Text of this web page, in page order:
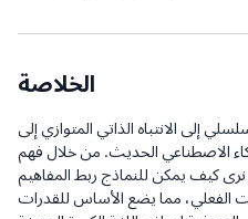
الخلاصة
إلى الانتباه الذاتي المتوازي إلى
الاصطناعي الحديث. من خلال فهم
نرى كيف يمكن للنماذج ربط المفاهيم
الفعلي، مما يضع الأساس للقدرات